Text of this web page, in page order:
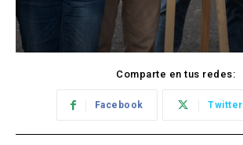
Comparte en tus redes:
Facebook Twitter